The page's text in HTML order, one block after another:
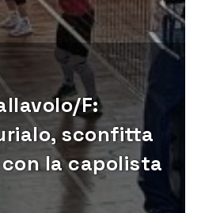
F:
sconfitta
la capolista